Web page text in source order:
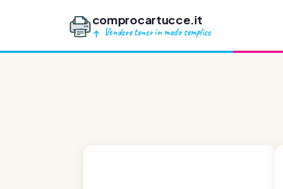
comprocartucce.it
Vendere toner in modo semplice